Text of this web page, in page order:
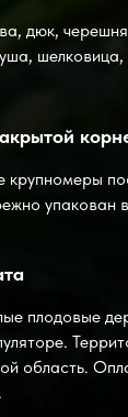
дюк,
крупномеры
упакован
плодовые
область.